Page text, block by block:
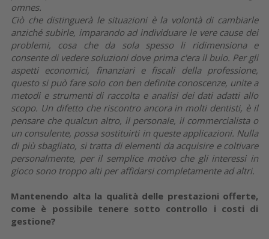
omnes.
Ciò che distinguerà le situazioni è la volontà di cambiarle
anziché subirle, imparando ad individuare le vere cause dei
problemi, cosa che da sola spesso li ridimensiona e
consente di vedere soluzioni dove prima c'era il buio. Per gli
aspetti economici, finanziari e fiscali della professione,
questo si può fare solo con ben definite conoscenze, unite a
metodi e strumenti di raccolta e analisi dei dati adatti allo
scopo. Un difetto che riscontro ancora in molti dentisti, è il
pensare che qualcun altro, il personale, il commercialista o
un consulente, possa sostituirti in queste applicazioni. Nulla
di più sbagliato, si tratta di elementi da acquisire e coltivare
personalmente, per il semplice motivo che gli interessi in
gioco sono troppo alti per affidarsi completamente ad altri.
Mantenendo alta la qualità delle prestazioni offerte,
come è possibile tenere sotto controllo i costi di
gestione?